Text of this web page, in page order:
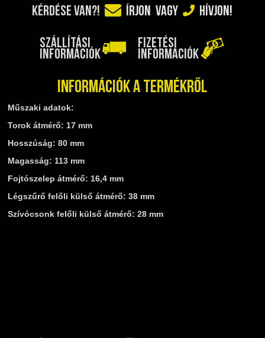
MOTORBLOKK ÉS ALKATRÉSZEI
RUHÁZAT, VÉDŐFELSZERELÉSEK
SZŰRŐK ÉS TARTOZÉKAIK
TÖMÍTÉSEK (ROBOGÓ, MOPED, QUAD)
TÜKRÖK (UNIVERZÁLIS)
VÁZ, FUTÓMŰ, SZILENT, SZTENDER
ZÁRAK, GYÚJTÁSKAPCSOLÓK
ÜZEMANYAG ELLÁTÓ RENDSZER
%KÉSZLET KISÖPRÉS%
KÉRDÉSE VAN?! ÍRJON VAGY HÍVJON!
SZÁLLÍTÁSI
INFORMÁCIÓK
FIZETÉSI
INFORMÁCIÓK
Információk a termékről
Műszaki adatok:
Torok átmérő: 17 mm
Hosszúság: 80 mm
Magasság: 113 mm
Fojtószelep átmérő: 16,4 mm
Légszűrő felőli külső átmérő: 38 mm
Szívócsonk felőli külső átmérő: 28 mm